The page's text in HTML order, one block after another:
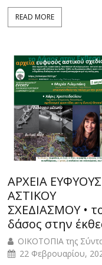
READ MORE
ΑΡΧΕΙΑ ΕΥΦΥΟΥΣ
ΑΣΤΙΚΟΥ
ΣΧΕΔΙΑΣΜΟΥ •
δάσος στην
ΟΙΚΟΤΟΠΙΑ της
22 Φεβρουαρίου,